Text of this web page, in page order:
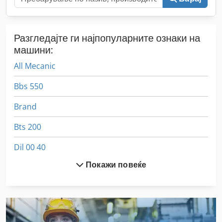
Разгледајте ги најпопуларните ознаки на
машини:
All Mecanic
Bbs 550
Brand
Bts 200
Dil 00 40
Ex Прес Центар
Покажи повеќе